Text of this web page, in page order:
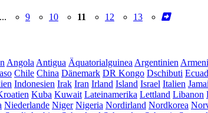
... 9 10 11 12 13
Angola Antigua Äquatorialguinea Argentinien
Chile China Dänemark DR Kongo Dschibuti
Indonesien Irak Iran Irland Island Israel Italien
Kuba Kuwait Lateinamerika Lettland Libanon
Niederlande Niger Nigeria Nordirland Nordkorea